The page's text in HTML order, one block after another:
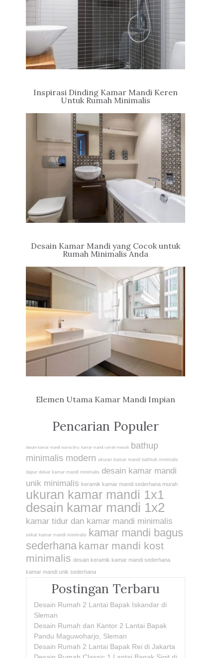
Inspirasi Dinding Kamar Mandi Keren
Untuk Rumah Minimalis
Desain Kamar Mandi yang Cocok untuk
Rumah Minimalis Anda
Elemen Utama Kamar Mandi Impian
Pencarian Populer
desain kamar mandi warna biru kamar mandi rumah mewah
bathup
minimalis modern ukuran kamar mandi bathtub minimalis
dapur dekat kamar mandi minimalis desain kamar mandi
unik minimalis keramik kamar mandi sederhana murah
ukuran kamar mandi 1x1
desain kamar mandi 1x2
kamar tidur dan kamar mandi minimalis
sekat kamar mandi minimalis kamar mandi bagus
sederhana kamar mandi kost
minimalis desain keramik kamar mandi sederhana
kamar mandi unik sederhana
Postingan Terbaru
Desain Rumah 2 Lantai Bapak Iskandar di
Sleman
Desain Rumah dan Kantor 2 Lantai Bapak
Pandu Maguwoharjo, Sleman
Desain Rumah 2 Lantai Bapak Rei di Jakarta